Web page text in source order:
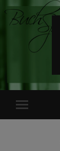
Mobile-
Menü